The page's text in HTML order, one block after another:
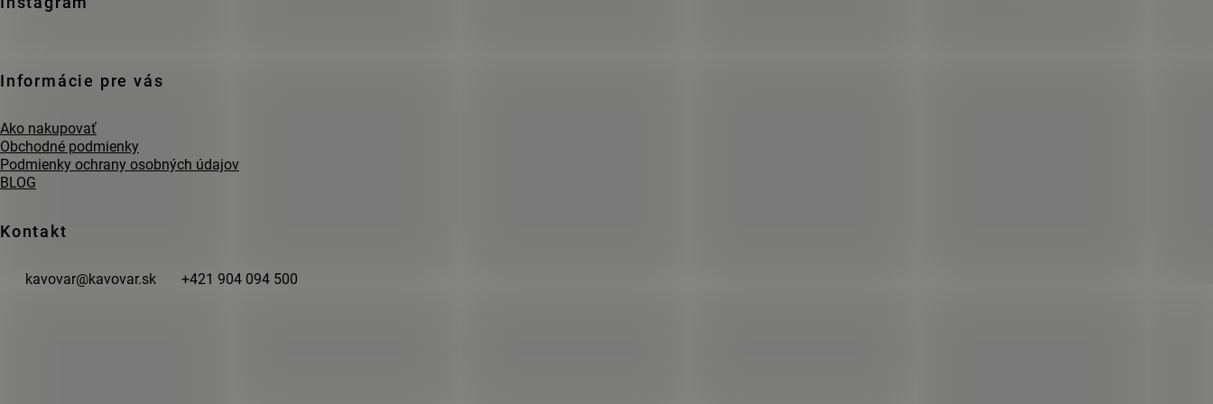
Zápätie
Informácie pre vás
Ako nakupovať
Obchodné podmienky
Podmienky ochrany osobných údajov
BLOG
Kontakt
kavovar@kavovar.sk +421 904 094 500